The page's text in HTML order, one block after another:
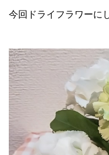
今回ドライフラワーに